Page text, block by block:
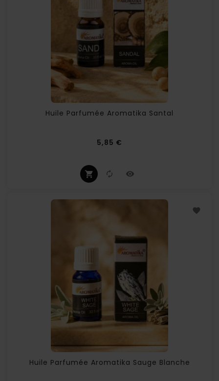
Huile Parfumée Aromatika Santal
5,85 €
Huile Parfumée Aromatika Sauge Blanche